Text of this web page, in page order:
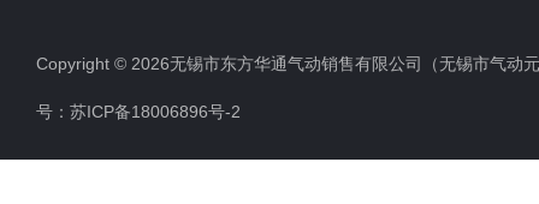
Copyright © 2026无锡市东方华通气动销售有限公司（无锡市气
号： 苏ICP备18006896号-2